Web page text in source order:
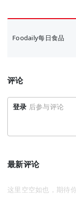
Foodaily每日食品
评论
登录 后参与评论
最新评论
这里空空如也，期待